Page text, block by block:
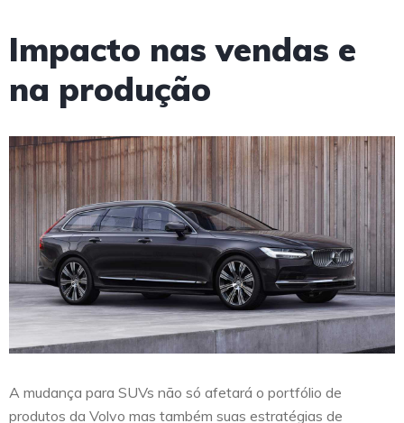
Impacto nas vendas e
na produção
A mudança para SUVs não só afetará o portfólio de
produtos da Volvo mas também suas estratégias de